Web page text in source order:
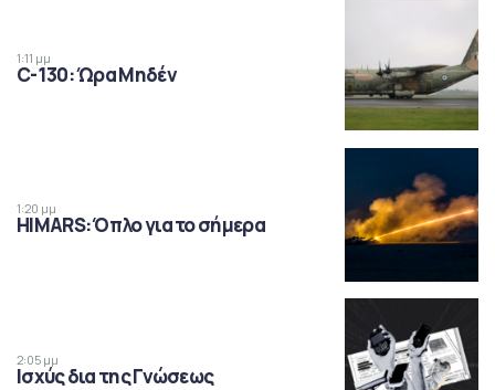
1:11 μμ
C-130: Ώρα Μηδέν
1:20 μμ
HIMARS: Όπλο για το σήμερα
2:05 μμ
Ισχύς δια της Γνώσεως